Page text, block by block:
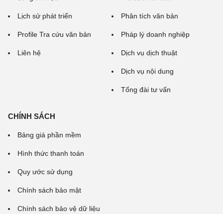
Lịch sử phát triển
Profile Tra cứu văn bản
Liên hệ
Phân tích văn bản
Pháp lý doanh nghiệp
Dịch vụ dịch thuật
Dịch vụ nội dung
Tổng đài tư vấn
CHÍNH SÁCH
Bảng giá phần mềm
Hình thức thanh toán
Quy ước sử dụng
Chính sách bảo mật
Chính sách bảo vệ dữ liệu